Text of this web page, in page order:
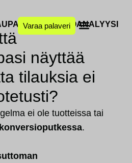
Varaa palaveri
KONVERSIOANALYYSI
näyttää
tilauksia ei
ei ole tuotteissa tai
konversioputkessa.